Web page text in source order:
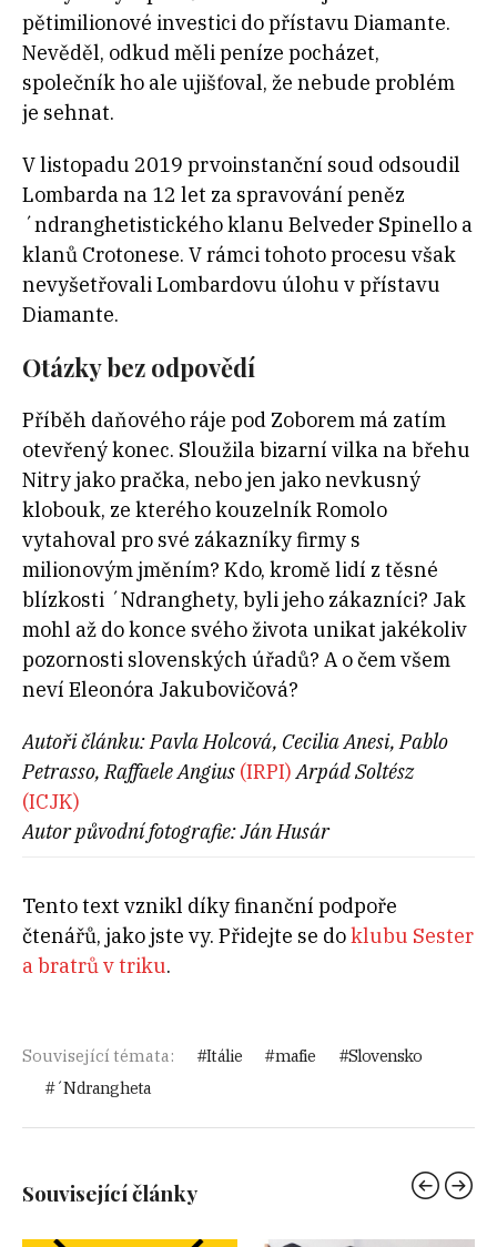
pětimilionové investici do přístavu Diamante.
Nevěděl, odkud měli peníze pocházet,
společník ho ale ujišťoval, že nebude problém
je sehnat.
V listopadu 2019 prvoinstanční soud odsoudil
Lombarda na 12 let za spravování peněz
´ndranghetistického klanu Belveder Spinello a
klanů Crotonese. V rámci tohoto procesu však
nevyšetřovali Lombardovu úlohu v přístavu
Diamante.
Otázky bez odpovědí
Příběh daňového ráje pod Zoborem má zatím
otevřený konec. Sloužila bizarní vilka na břehu
Nitry jako pračka, nebo jen jako nevkusný
klobouk, ze kterého kouzelník Romolo
vytahoval pro své zákazníky firmy s
milionovým jměním? Kdo, kromě lidí z těsné
blízkosti ´Ndranghety, byli jeho zákazníci? Jak
mohl až do konce svého života unikat jakékoliv
pozornosti slovenských úřadů? A o čem všem
neví Eleonóra Jakubovičová?
Autoři článku: Pavla Holcová, Cecilia Anesi, Pablo
Petrasso, Raffaele Angius (IRPI)Arpád Soltész
(ICJK)
Autor původní fotografie: Ján Husár
Tento text vznikl díky finanční podpoře
čtenářů, jako jste vy. Přidejte se doklubu Sester
a bratrů v triku.
Související témata: Itálie mafie
Slovensko
´Ndrangheta
Související články